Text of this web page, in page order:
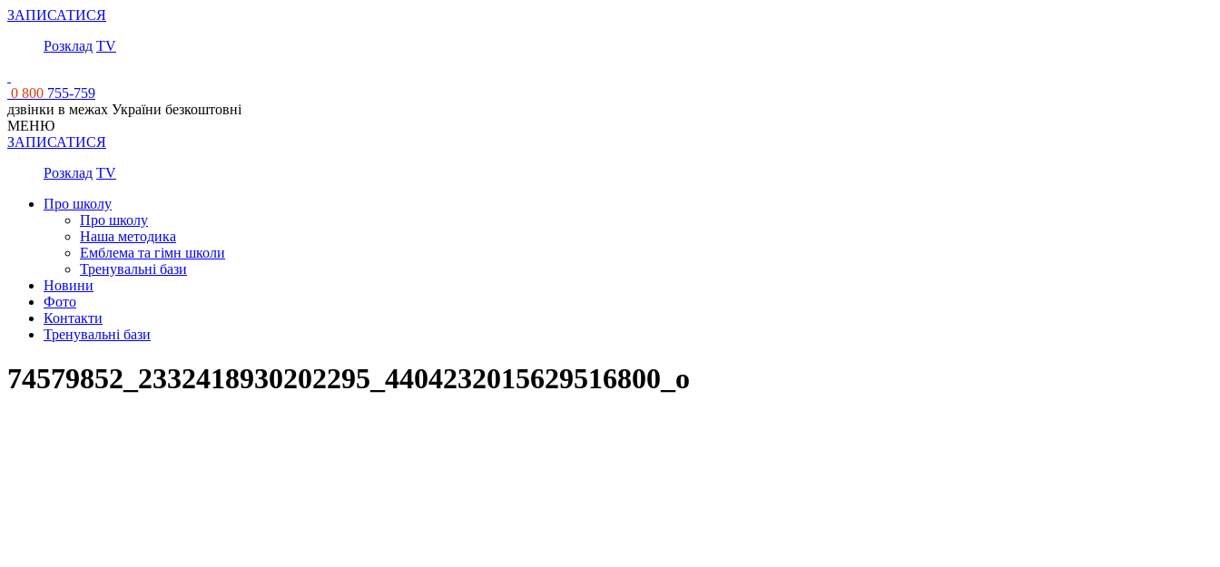
ЗАПИСАТИСЯ
Розклад TV
0 800 755-759
дзвінки в межах України безкоштовні
МЕНЮ
ЗАПИСАТИСЯ
Розклад TV
Про школу
Про школу
Наша методика
Емблема та гімн школи
Тренувальні бази
Новини
Фото
Контакти
Тренувальні бази
74579852_2332418930202295_4404232015629516800_o